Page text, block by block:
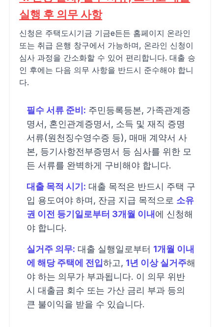
실행 후 의무 사항
신청은 주택도시기금 기금e든든 홈페이지 온라인
또는 취급 은행 창구에서 가능하며, 온라인 신청이
심사 과정을 간소화할 수 있어 편리합니다. 대출 승
인 후에는 다음 의무 사항을 반드시 준수해야 합니
다.
필수 서류 준비: 주민등록등본, 가족관계증
명서, 혼인관계증명서, 소득 및 재직 증명
서류(원천징수영수증 등), 매매 계약서 사
본, 등기사항전부증명서 등 심사를 위한 모
든 서류를 완벽하게 구비해야 합니다.
대출 목적 시기: 대출 목적은 반드시 주택 구
입 용도여야 하며, 잔금 지급 목적으로 소유
권 이전 등기일로부터 3개월 이내 에 신청해
야 합니다.
실거주 의무: 대출 실행일로부터 1개월 이내
에 해당 주택에 전입하고, 1년 이상 실거주해
야 하는 의무가 부과됩니다. 이 의무 위반
시 대출금 회수 또는 가산 금리 부과 등의
큰 불이익을 받을 수 있습니다.